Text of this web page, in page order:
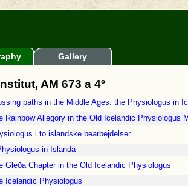
Gallery
AM 673 a 4º
paths in the Middle Ages: the Physiologus in
Rainbow Allegory in the Old Icelandic Physiologus
i to islandske bearbejdelser
in Islanda
Gleða Chapter in the Old Icelandic Physiologus
Icelandic Physiologus